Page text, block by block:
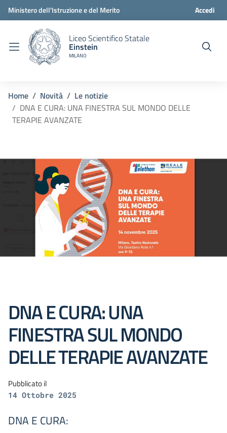
Ministero dell'Istruzione e del Merito Accedi
Liceo Scientifico Statale
Einstein
MILANO
Home Novità
Le notizie
DNA E CURA: UNA FINESTRA SUL MONDO DELLE
TERAPIE AVANZATE
DNA E CURA: UNA
FINESTRA SUL MONDO
DELLE TERAPIE AVANZATE
Pubblicato il
14 Ottobre 2025
DNA E CURA: